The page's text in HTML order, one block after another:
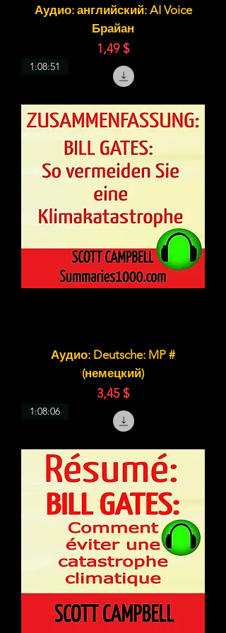
Аудио: английский: AI Voice
Брайан
Цена
1,49 $
1:08:51
Аудио: Deutsche: MP #
(немецкий)
Цена
3,45 $
1:08:06